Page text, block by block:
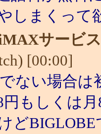
しまくっ
サービ
[00:00]
ない場合は
円もしくは
ど